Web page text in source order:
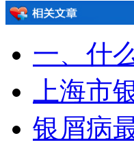
一、什
上海市
银屑病